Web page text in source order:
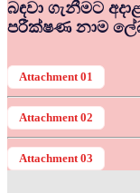
බඳවා ගැනීමට
පරීක්ෂණ නාම
Attachment 01
Attachment 02
Attachment 03